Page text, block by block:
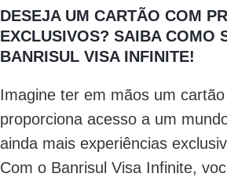
DESEJA UM CARTÃO COM
EXCLUSIVOS? SAIBA COMO
BANRISUL VISA INFINITE!
Imagine ter em mãos um
proporciona acesso a um
ainda mais experiências
Com o Banrisul Visa Infinite,